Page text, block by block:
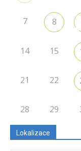
7 8
14 15
21 22
28 29
Lokalizace